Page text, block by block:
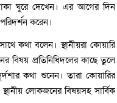
ঘুরে দেখেন। এর আগের দিন
করেন।
কথা বলেন। স্থানীয়রা কোয়ারি
বিষয় প্রতিনিধিদলের কাছে তুলে
কথা শুনেন। তারা কোয়ারির
লোকজনের বিষয়সহ সার্বিক